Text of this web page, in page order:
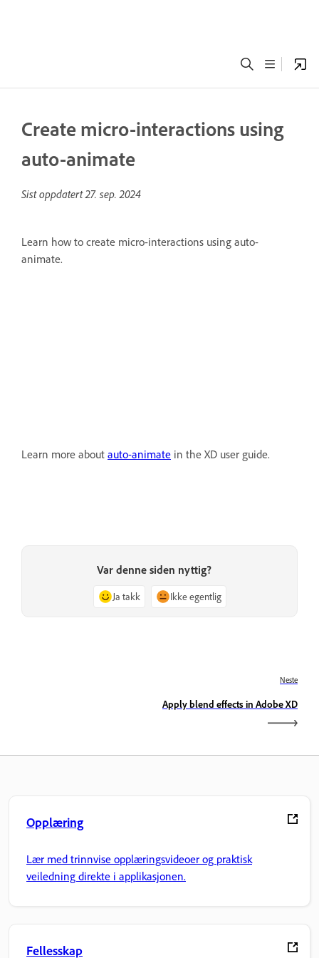
Create micro-interactions using
auto-animate
Sist oppdatert27. sep. 2024
Learn how to create micro-interactions using auto-
animate.
Learn more about auto-animate in the XD user guide.
Var denne siden nyttig?
Ja takk Ikke egentlig
Neste
Apply blend effects in Adobe XD
Opplæring
Lær med trinnvise opplæringsvideoer og praktisk
veiledning direkte i applikasjonen.
Fellesskap